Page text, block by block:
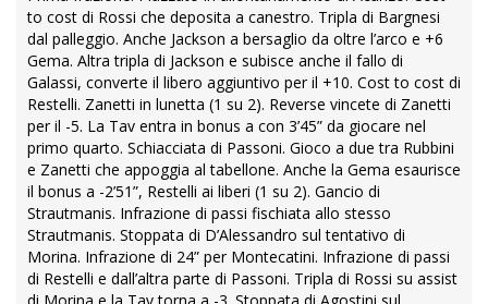
to cost di Rossi che deposita a canestro. Tripla di Bargnesi
dal palleggio. Anche Jackson a bersaglio da oltre l’arco e +6
Gema. Altra tripla di Jackson e subisce anche il fallo di
Galassi, converte il libero aggiuntivo per il +10. Cost to cost di
Restelli. Zanetti in lunetta (1 su 2). Reverse vincete di Zanetti
per il -5. La Tav entra in bonus a con 3’45” da giocare nel
primo quarto. Schiacciata di Passoni. Gioco a due tra Rubbini
e Zanetti che appoggia al tabellone. Anche la Gema esaurisce
il bonus a -2’51”, Restelli ai liberi (1 su 2). Gancio di
Strautmanis. Infrazione di passi fischiata allo stesso
Strautmanis. Stoppata di D’Alessandro sul tentativo di
Morina. Infrazione di 24” per Montecatini. Infrazione di passi
di Restelli e dall’altra parte di Passoni. Tripla di Rossi su assist